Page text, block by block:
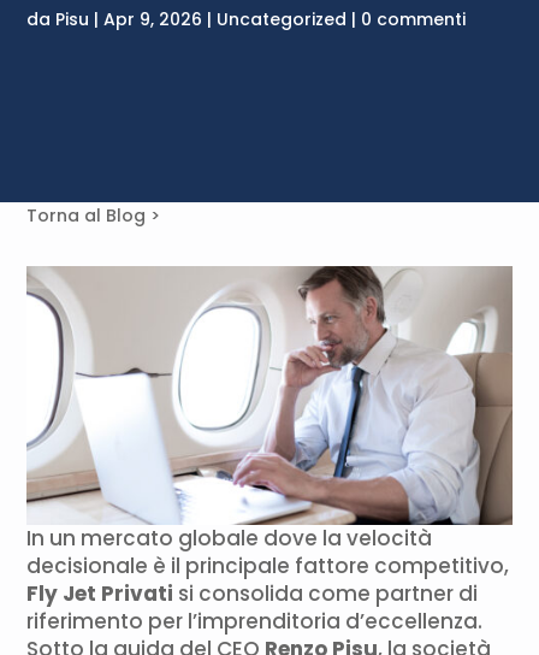
da Pisu |Apr 9, 2026 | Uncategorized | 0 commenti
Torna al Blog >
In un mercato globale dove la velocità
decisionale è il principale fattore competitivo,
Fly Jet Privati si consolida come partner di
riferimento per l’imprenditoria d’eccellenza.
Sotto la guida del CEO Renzo Pisu, la società